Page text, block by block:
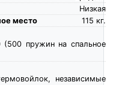
Низкая
место
кг.
115
(500 пружин на спальное
независимые